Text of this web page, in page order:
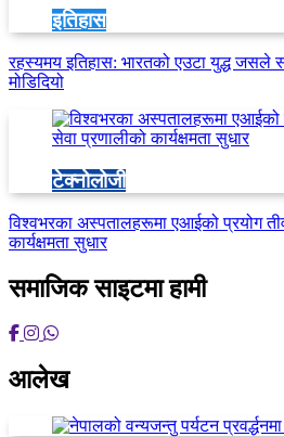
इतिहास
रहस्यमय इतिहास: भारतको एउटा युद्ध जसले
मोडिदियो
टेक्नोलोजी
विश्वभरका अस्पतालहरूमा एआईको प्रयोग
कार्यक्षमता सुधार
समाजिक साइटमा हामी
आलेख